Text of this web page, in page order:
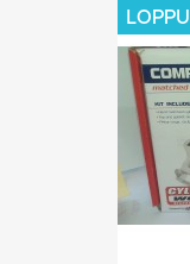
LOPPU